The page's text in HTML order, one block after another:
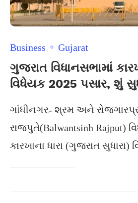
Business Gujarat
ગુજરાત વિધાનસભામાં
વિધેયક 2025 પસાર, શું
ગાંધીનગર- શ્રમ અને
રાજપુતે(Balwantsinh Rajput)
કારખાના ધારા (ગુજરાત સુધારા)